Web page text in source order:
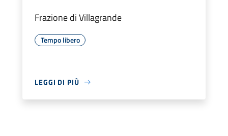
Frazione di Villagrande
Tempo libero
LEGGI DI PIÙ